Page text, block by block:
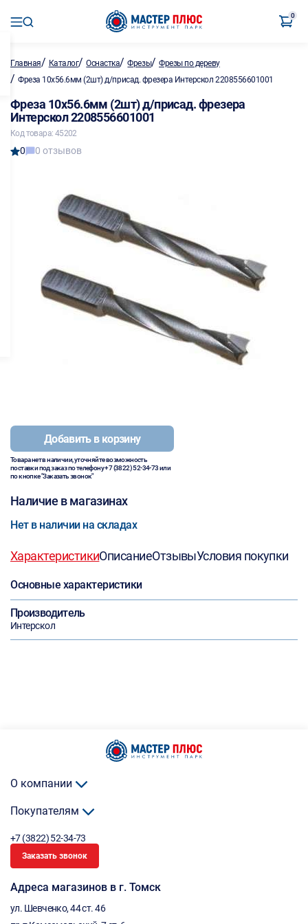
0
Главная/ Каталог/Оснастка/Фрезы/Фрезы по дереву
/ Фреза 10х56.6мм (2шт) д/присад. фрезера Интерскол 2208556601001
Фреза 10х56.6мм (2шт) д/присад. фрезера
Интерскол 2208556601001
Код товара: 45202
0 0 отзывов
Добавить в корзину
Товара нет в наличии, уточняйте возможность
поставки под заказ по телефону+7 (3822) 52-34-73или
по кнопке "Заказать звонок"
Наличие в магазинах
Нет в наличии на складах
ХарактеристикиОписаниеОтзывыУсловия покупки
Основные характеристики
Производитель
Интерскол
О компании
Покупателям
+7 (3822) 52-34-73
Заказать звонок
Адреса магазинов в г. Томск
ул. Шевченко, 44 ст. 46